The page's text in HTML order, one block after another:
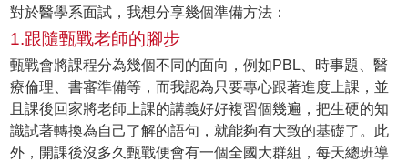
對於醫學系面試，我想分享幾個準備方法：
1.跟隨甄戰老師的腳步
甄戰會將課程分為幾個不同的面向，例如PBL、時事題、醫
療倫理、書審準備等，而我認為只要專心跟著進度上課，並
且課後回家將老師上課的講義好好複習個幾遍，把生硬的知
識試著轉換為自己了解的語句，就能夠有大致的基礎了。此
外，開課後沒多久甄戰便會有一個全國大群組，每天總班導